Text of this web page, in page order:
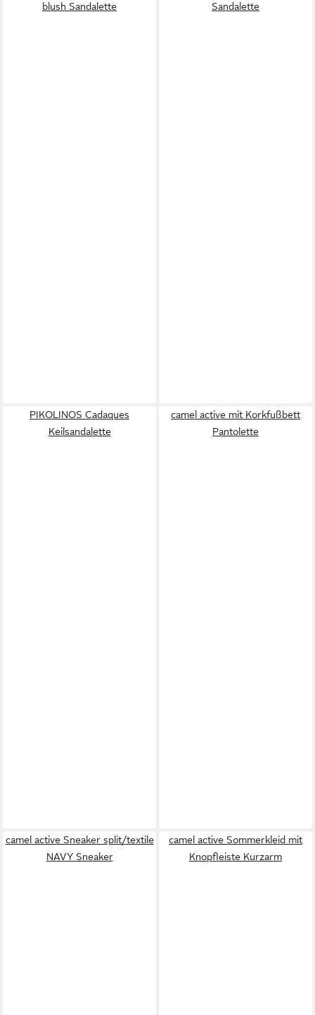
blush Sandalette Sandalette
PIKOLINOS Cadaques
Keilsandalette
camel active mit Korkfußbett
Pantolette
camel active Sneaker split/textile
NAVY Sneaker
camel active Sommerkleid mit
Knopfleiste Kurzarm